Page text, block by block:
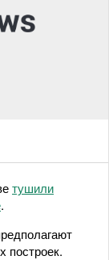
тушили
.
построек.